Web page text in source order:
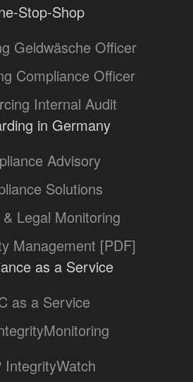
Stop-Shop
Geldwäsche Officer
Compliance Officer
Internal Audit
in Germany
Advisory
Solutions
Legal Monitoring
Management [PDF]
as a Service
as a Service
IntegrityWatch